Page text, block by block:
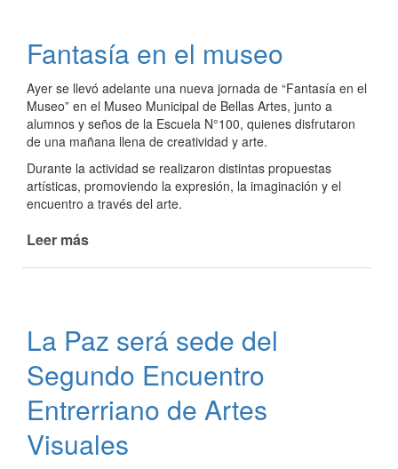
de
Mayo
Fantasía en el museo
Ayer se llevó adelante una nueva jornada de “Fantasía en el
Museo” en el Museo Municipal de Bellas Artes, junto a
alumnos y seños de la Escuela N°100, quienes disfrutaron
de una mañana llena de creatividad y arte.
Durante la actividad se realizaron distintas propuestas
artísticas, promoviendo la expresión, la imaginación y el
encuentro a través del arte.
Leer más
La Paz será sede del
Segundo Encuentro
Entrerriano de Artes
Visuales